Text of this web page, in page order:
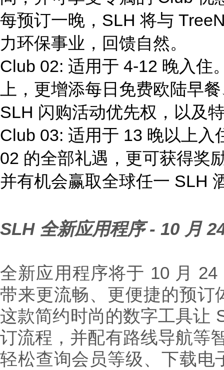
每预订一晚，SLH 将与
力环保事业，回馈自然。
Club 02: 适用于 4-12 晚入住
上，更增添每日免费欧陆早
SLH 闪购活动优先权，以及
Club 03: 适用于 13 晚以上入
02 的全部礼遇，更可获得奖
并有机会赢取全球任一 SLH
SLH 全新应用程序 - 10 月
全新应用程序将于 10 月
带来更流畅、更便捷的预
这款简约时尚的数字工具让
订流程，并配有路线导航等
轻松查询会员等级、下载电